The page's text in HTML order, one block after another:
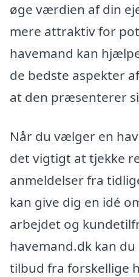
øge værdien af din
mere attraktiv for
havemand kan
de bedste aspekter
at den præsenterer
Når du vælger en
det vigtigt at tjekke
anmeldelser fra
kan give dig en idé
arbejdet og
havemand.dk kan
tilbud fra forskellige